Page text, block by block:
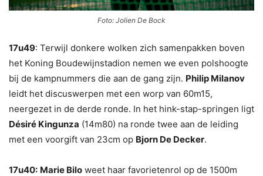
Foto: Jolien De Bock
17u49: Terwijl donkere wolken zich samenpakken boven
het Koning Boudewijnstadion nemen we even polshoogte
bij de kampnummers die aan de gang zijn. Philip Milanov
leidt het discuswerpen met een worp van 60m15,
neergezet in de derde ronde. In het hink-stap-springen ligt
Désiré Kingunza (14m80) na ronde twee aan de leiding
met een voorgift van 23cm op Bjorn De Decker.
17u40: Marie Bilo weet haar favorietenrol op de 1500m